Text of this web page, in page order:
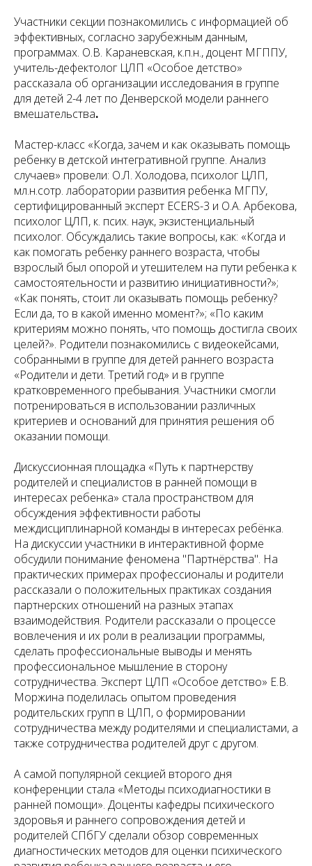
Участники секции познакомились с информацией об
эффективных, согласно зарубежным данным,
программах. О.В. Караневская, к.п.н., доцент МГППУ,
учитель-дефектолог ЦЛП «Особое детство»
рассказала об организации исследования в группе
для детей 2-4 лет по Денверской модели раннего
вмешательства.
Мастер-класс «Когда, зачем и как оказывать помощь
ребенку в детской интегративной группе. Анализ
случаев» провели: О.Л. Холодова, психолог ЦЛП,
мл.н.сотр. лаборатории развития ребенка МГПУ,
сертифицированный эксперт ECERS-3 и О.А. Арбекова,
психолог ЦЛП, к. псих. наук, экзистенциальный
психолог. Обсуждались такие вопросы, как: «Когда и
как помогать ребенку раннего возраста, чтобы
взрослый был опорой и утешителем на пути ребенка к
самостоятельности и развитию инициативности?»;
«Как понять, стоит ли оказывать помощь ребенку?
Если да, то в какой именно момент?»; «По каким
критериям можно понять, что помощь достигла своих
целей?». Родители познакомились с видеокейсами,
собранными в группе для детей раннего возраста
«Родители и дети. Третий год» и в группе
кратковременного пребывания. Участники смогли
потренироваться в использовании различных
критериев и оснований для принятия решения об
оказании помощи.
Дискуссионная площадка «Путь к партнерству
родителей и специалистов в ранней помощи в
интересах ребенка» стала пространством для
обсуждения эффективности работы
междисциплинарной команды в интересах ребёнка.
На дискуссии участники в интерактивной форме
обсудили понимание феномена "Партнёрства". На
практических примерах профессионалы и родители
рассказали о положительных практиках создания
партнерских отношений на разных этапах
взаимодействия. Родители рассказали о процессе
вовлечения и их роли в реализации программы,
сделать профессиональные выводы и менять
профессиональное мышление в сторону
сотрудничества. Эксперт ЦЛП «Особое детство» Е.В.
Моржина поделилась опытом проведения
родительских групп в ЦЛП, о формировании
сотрудничества между родителями и специалистами, а
также сотрудничества родителей друг с другом.
А самой популярной секцией второго дня
конференции стала «Методы психодиагностики в
ранней помощи». Доценты кафедры психического
здоровья и раннего сопровождения детей и
родителей СПбГУ сделали обзор современных
диагностических методов для оценки психического